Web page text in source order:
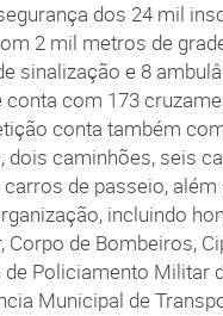
dos 24 mil
2 mil metros de
sinalização e 8
conta com 173
conta também
dois caminhões, seis
de passeio, além
incluindo
Corpo de Bombeiros,
de Policiamento Militar
Municipal de